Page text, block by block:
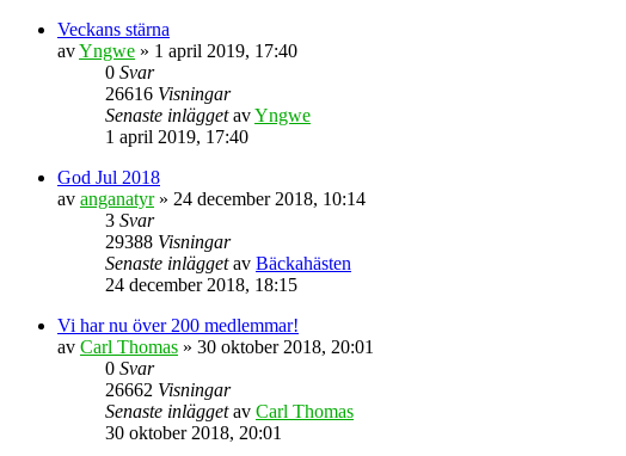
Veckans stärna
avYngwe » 1 april 2019, 17:40
0 Svar
26616 Visningar
Senaste inläggetavYngwe
1 april 2019, 17:40
God Jul 2018
av anganatyr» 24 december 2018, 10:14
3 Svar
29388 Visningar
Senaste inläggetav Bäckahästen
24 december 2018, 18:15
Vi har nu över 200 medlemmar!
av Carl Thomas » 30 oktober 2018, 20:01
0 Svar
26662 Visningar
Senaste inläggetav Carl Thomas
30 oktober 2018, 20:01